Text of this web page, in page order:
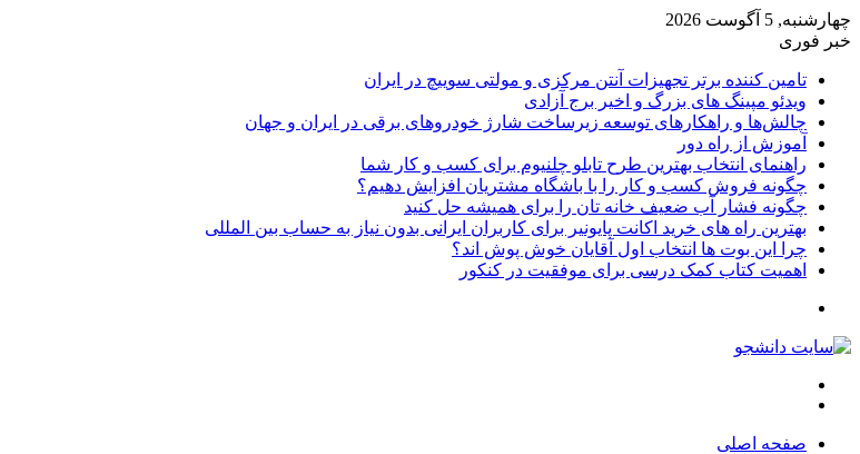
چهارشنبه, 5 آگوست 2026
خبر فوری
تامین کننده برتر تجهیزات آنتن مرکزی و مولتی سوییچ در ایران
ویدئو مپینگ های بزرگ و اخیر برج آزادی
چالش‌ها و راهکارهای توسعه زیرساخت شارژ خودروهای برقی در ایران و جهان
آموزش از راه دور
راهنمای انتخاب بهترین طرح تابلو چلنیوم برای کسب و کار شما
چگونه فروش کسب و کار را با باشگاه مشتریان افزایش دهیم؟
چگونه فشار آب ضعیف خانه تان را برای همیشه حل کنید
بهترین راه های خرید اکانت پایونیر برای کاربران ایرانی بدون نیاز به حساب بین المللی
چرا این بوت ها انتخاب اول آقایان خوش پوش اند؟
اهمیت کتاب کمک درسی برای موفقیت در کنکور
صفحه اصلی